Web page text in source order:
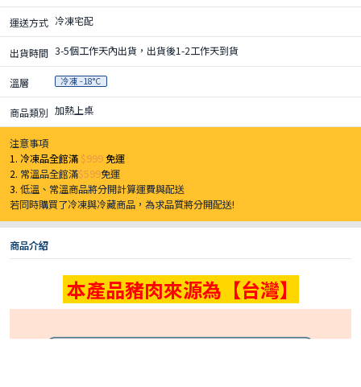
運送方式 冷凍宅配
出貨時間 3-5個工作天內出貨，出貨後1-2工作天到貨
溫層 冷凍 -18°C
商品類別 加熱上桌
注意事項
1. 冷凍品全館滿 $999免運
2. 常溫品全館滿$599免運
3.低溫、常溫商品將分開計算運費與配送
若同時購買了冷凍與冷藏商品，為求品質將分開配送!
商品介紹
本產品豬肉來源為【台灣】